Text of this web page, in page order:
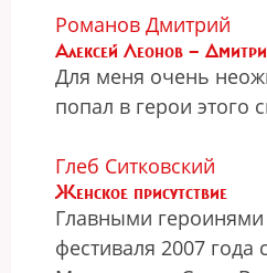
Романов Дмитрий
Алексей Леонов —
Для меня очень
попал в герои этого
Глеб Ситковский
Женское присутствие
Главными
фестиваля 2007 года